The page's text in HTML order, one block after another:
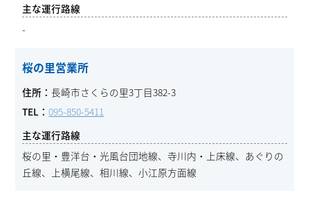
-
桜の里営業所
長崎市さくらの里3丁目382-3
095-850-5411
桜の里・豊洋台・光風台団地線、寺川内・上床線、あぐりの
丘線、上横尾線、相川線、小江原方面線